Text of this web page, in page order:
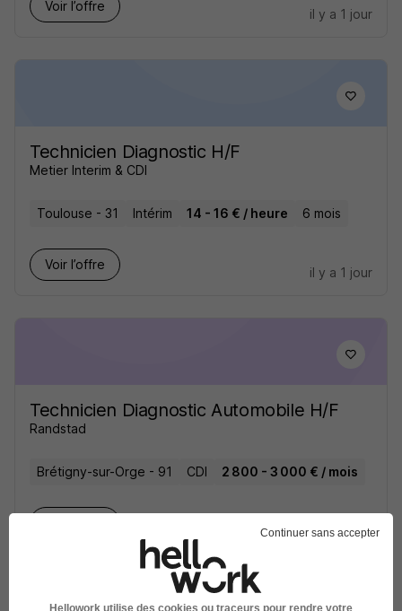
Voir l’offre
il y a 1 jour
Technicien Diagnostic H/F
Metier Interim & CDI
Toulouse - 31 Intérim 14 - 16 € / heure 6 mois
Voir l’offre
il y a 1 jour
Technicien Diagnostic Automobile H/F
Randstad
Brétigny-sur-Orge - 91 CDI 2 800 - 3 000 € / mois
il y a 2 jours
Continuer sans accepter
Hellowork utilise des cookies ou traceurs pour rendre votre